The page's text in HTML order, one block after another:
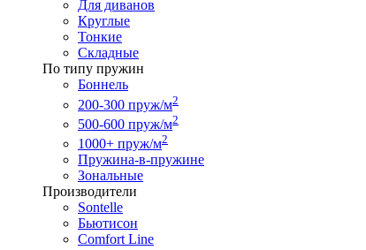
Для диванов
Круглые
Тонкие
Складные
По типу пружин
Боннель
200-300 пруж/м2
500-600 пруж/м2
1000+ пруж/м2
Пружина-в-пружине
Зональные
Производители
Sontelle
Бьютисон
Comfort Line